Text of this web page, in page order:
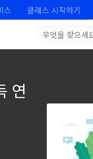
스 클래스 시작하기
연